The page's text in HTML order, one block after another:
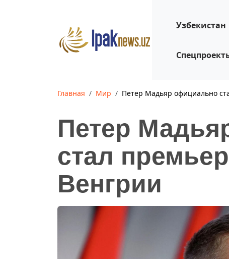
Узбекистан
Главная Мир Петер Мадьяр официально
Петер
стал
Венгрии